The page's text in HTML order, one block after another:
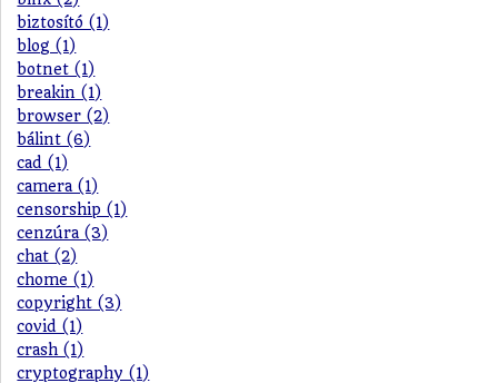
biztosító (1)
blog (1)
botnet (1)
breakin (1)
browser (2)
bálint (6)
cad (1)
camera (1)
censorship (1)
cenzúra (3)
chat (2)
chome (1)
copyright (3)
covid (1)
crash (1)
cryptography (1)